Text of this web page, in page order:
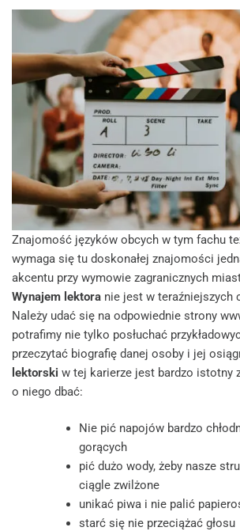
Znajomość języków obcych w tym fachu
wymaga się tu doskonałej znajomości
akcentu przy wymowie zagranicznych
Wynajem lektora nie jest w teraźniejszych
Należy udać się na odpowiednie strony
potrafimy nie tylko posłuchać
przeczytać biografię danej osoby i jej
lektorski w tej karierze jest bardzo istotny
o niego dbać:
Nie pić napojów bardzo
gorących
pić dużo wody, żeby nasze
ciągle zwilżone
unikać piwa i nie palić
starć się nie przeciążać głosu